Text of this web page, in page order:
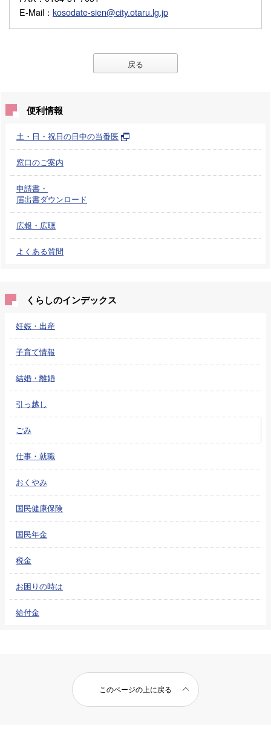
E-Mail ： kosodate-sien@city.otaru.lg.jp
戻る
便利情報
土・日・祝日の日中の当番医
窓口のご案内
申請書・
届出書ダウンロード
広報・広聴
よくある質問
くらしのインデックス
妊娠・出産
子育て情報
結婚・離婚
引っ越し
ごみ
仕事・就職
おくやみ
国民健康保険
国民年金
税金
お困りの時は
給付金
このページの上に戻る